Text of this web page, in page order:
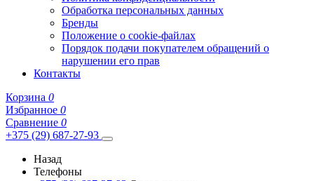
Обработка персональных данных
Бренды
Положение о cookie-файлах
Порядок подачи покупателем обращений о
нарушении его прав
Контакты
Корзина 0
Избранное 0
Сравнение 0
+375 (29) 687-27-93
Назад
Телефоны